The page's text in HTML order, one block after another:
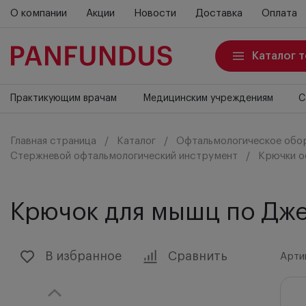
О компании Акции Новости Доставка Оплата
Каталог
Практикующим врачам Медицинским учреждениям
Главная страница Каталог
Офтальмологическое
Стержневой офтальмологический инструмент
Крючки
Крючок для мышц по
В избранное Сравнить